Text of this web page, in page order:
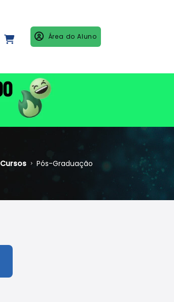
Área do Aluno
Cursos Pós-Graduação